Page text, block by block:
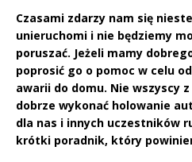
Czasami zdarzy nam się
unieruchomi i nie będziemy
poruszać. Jeżeli mamy
poprosić go o pomoc w celu
awarii do domu. Nie wszyscy
dobrze wykonać holowanie
dla nas i innych uczestników
krótki poradnik, który